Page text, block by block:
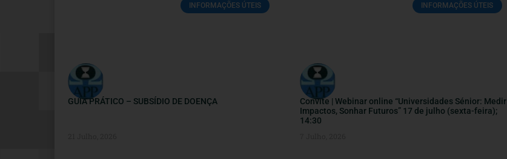
INFORMAÇÕES ÚTEIS
GUIA PRÁTICO – SUBSÍDIO DE DOENÇA
INFORMAÇÕES ÚTEIS
Convite | Webinar online “Universidades Sénior: Medir
Impactos, Sonhar Futuros” 17 de julho (sexta-feira);
14:30